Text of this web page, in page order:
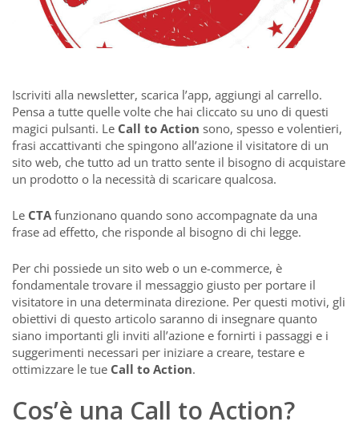
Iscriviti alla newsletter, scarica l’app, aggiungi al carrello.
Pensa a tutte quelle volte che hai cliccato su uno di questi
magici pulsanti. Le Call to Action sono, spesso e volentieri,
frasi accattivanti che spingono all’azione il visitatore di un
sito web, che tutto ad un tratto sente il bisogno di acquistare
un prodotto o la necessità di scaricare qualcosa.
Le CTAfunzionano quando sono accompagnate da una
frase ad effetto, che risponde al bisogno di chi legge.
Per chi possiede un sito web o un e-commerce, è
fondamentale trovare il messaggio giusto per portare il
visitatore in una determinata direzione. Per questi motivi, gli
obiettivi di questo articolo saranno di insegnare quanto
siano importanti gli inviti all’azione e fornirti i passaggi e i
suggerimenti necessari per iniziare a creare, testare e
ottimizzare le tue Call to Action.
Cos’è una Call to Action?